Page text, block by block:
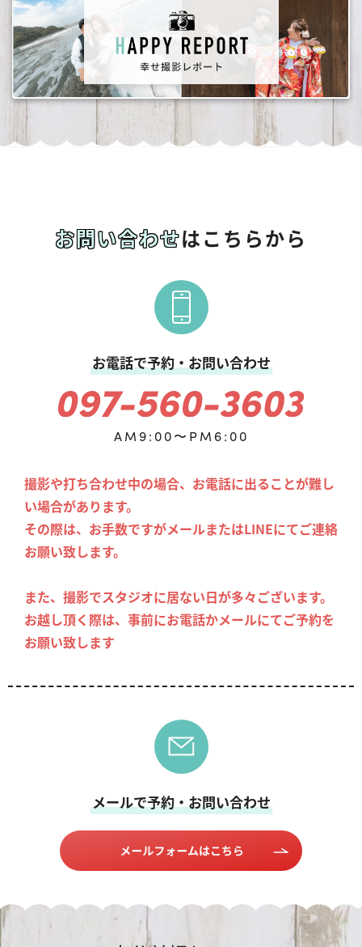
お問い合わせはこちらから
お電話で予約・お問い合わせ
AM9:00〜PM6:00
撮影や打ち合わせ中の場合、お電話に出ることが難し
い場合があります。
その際は、お手数ですがメールまたはLINEにてご連絡
お願い致します。
また、撮影でスタジオに居ない日が多々ございます。
お越し頂く際は、事前にお電話かメールにてご予約を
お願い致します
メールで予約・お問い合わせ